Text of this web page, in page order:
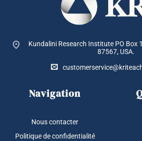
Kundalini Research Institute PO Box
87567, USA.
Navigation
Nous contacter
Politique de confidentialité